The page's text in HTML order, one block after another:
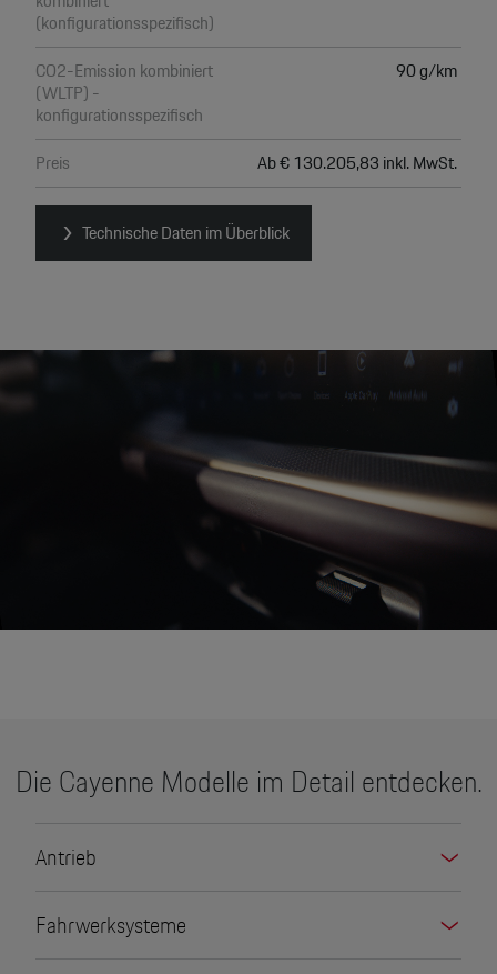
(konfigurationsspezifisch)
CO2-Emission kombiniert
(WLTP) -
konfigurationsspezifisch
90 g/km
Preis Ab € 130.205,83 inkl. MwSt.
Technische Daten im Überblick
Video
None
Die Cayenne Modelle im Detail entdecken.
Antrieb
Fahrwerksysteme